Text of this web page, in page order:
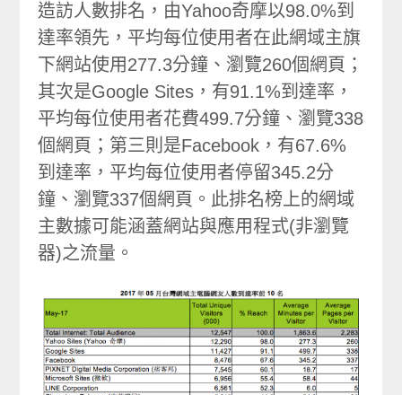
造訪人數排名，由Yahoo奇摩以98.0%到
達率領先，平均每位使用者在此網域主旗
下網站使用277.3分鐘、瀏覽260個網頁；
其次是Google Sites，有91.1%到達率，
平均每位使用者花費499.7分鐘、瀏覽338
個網頁；第三則是Facebook，有67.6%
到達率，平均每位使用者停留345.2分
鐘、瀏覽337個網頁。此排名榜上的網域
主數據可能涵蓋網站與應用程式(非瀏覽
器)之流量。